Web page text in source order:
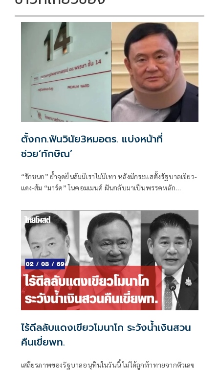
ตั้งกก.ฟันวินัย3หมอตร. แบ่งหน้าที่
ช่วย‘ทักษิณ’
“รักชนก” ย้ำจุดยืนส้มมีเราไม่มีเทา หลังมีกระแสตั้งรัฐบาลเขียว-
แดง-ส้ม “มาร์ค” โนคอมเมนต์ ฝันกลับมาเป็นพรรคหลัก
ไร้ดีลลับแดงเขียวโมนาโก ระวังน้ำเงินสวน
คืนเขี่ยพท.
เสถียรภาพของรัฐบาลอนุทินในวันนี้ ไม่ได้ถูกท้าทายจากตัวเลข